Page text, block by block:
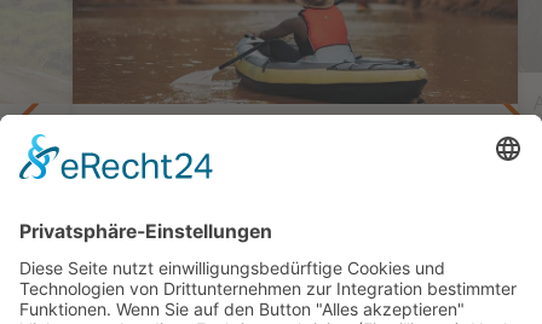
Kayaktour auf dem Ewaso Nyiro |
4 Tage ab/bis Nairobi
ab 911,— €